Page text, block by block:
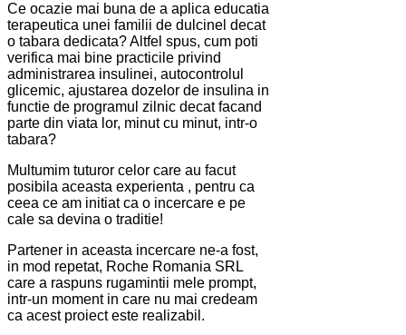
Ce ocazie mai buna de a aplica educatia
terapeutica unei familii de dulcinel decat
o tabara dedicata? Altfel spus, cum poti
verifica mai bine practicile privind
administrarea insulinei, autocontrolul
glicemic, ajustarea dozelor de insulina in
functie de programul zilnic decat facand
parte din viata lor, minut cu minut, intr-o
tabara?
Multumim tuturor celor care au facut
posibila aceasta experienta , pentru ca
ceea ce am initiat ca o incercare e pe
cale sa devina o traditie!
Partener in aceasta incercare ne-a fost,
in mod repetat, Roche Romania SRL
care a raspuns rugamintii mele prompt,
intr-un moment in care nu mai credeam
ca acest proiect este realizabil.